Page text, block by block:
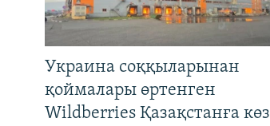
Украина соққыларынан
қоймалары өртенген
Wildberries Қазақстанға көз